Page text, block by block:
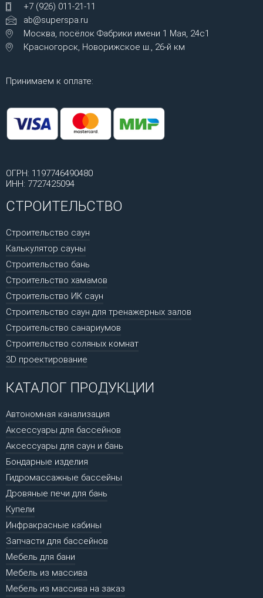
+7 (926) 011-21-11
ab@superspa.ru
Москва, посёлок Фабрики имени 1 Мая, 24с1
Красногорск, Новорижское ш., 26-й км
Принимаем к оплате:
ОГРН: 1197746490480
ИНН: 7727425094
СТРОИТЕЛЬСТВО
Строительство саун
Калькулятор сауны
Строительство бань
Строительство хамамов
Строительство ИК саун
Строительство саун для тренажерных залов
Строительство санариумов
Строительство соляных комнат
3D проектирование
КАТАЛОГ ПРОДУКЦИИ
Автономная канализация
Аксессуары для бассейнов
Аксессуары для саун и бань
Бондарные изделия
Гидромассажные бассейны
Дровяные печи для бань
Купели
Инфракрасные кабины
Запчасти для бассейнов
Мебель для бани
Мебель из массива
Мебель из массива на заказ